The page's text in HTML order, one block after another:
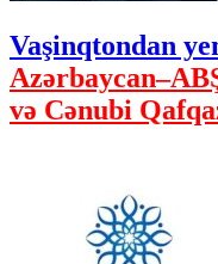
Vaşinqtondan
və Cənubi